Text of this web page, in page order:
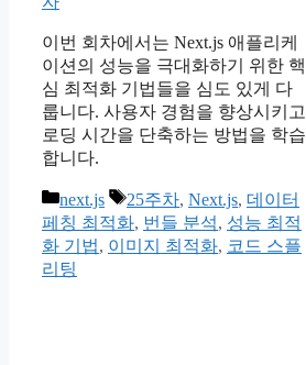
이번 회차에서는 Next.js 애플리케
이션의 성능을 극대화하기 위한 핵
심 최적화 기법들을 심도 있게 다
룹니다. 사용자 경험을 향상시키고
로딩 시간을 단축하는 방법을 학습
합니다.
카
테
고
리
next.js
태
그
25주차, Next.js, 데이터
페칭 최적화, 번들 분석, 성능 최적
화 기법, 이미지 최적화, 코드 스플
리팅